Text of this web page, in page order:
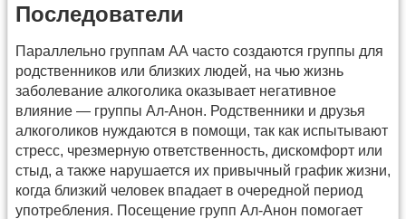
Последователи
Параллельно группам АА часто создаются группы для
родственников или близких людей, на чью жизнь
заболевание алкоголика оказывает негативное
влияние — группы Ал-Анон. Родственники и друзья
алкоголиков нуждаются в помощи,​ так как испытывают
стресс,​ чрезмерную ответственность,​ дискомфорт или
стыд, а также нарушается их привычный график жизни,
когда близкий человек впадает в очередной период
употребления. Посещение групп Ал-Анон помогает